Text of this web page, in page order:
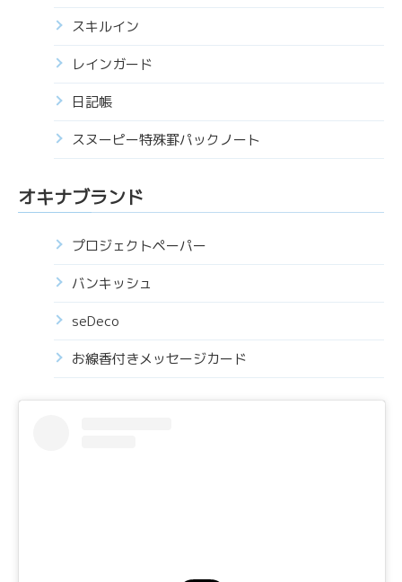
スキルイン
レインガード
日記帳
スヌーピー特殊罫パックノート
オキナブランド
プロジェクトペーパー
バンキッシュ
seDeco
お線香付きメッセージカード